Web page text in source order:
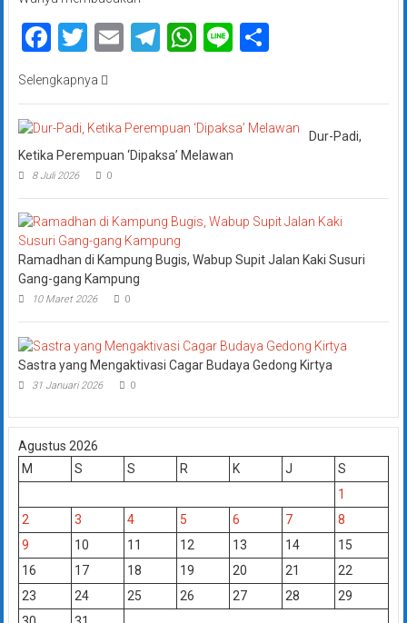
Facebook
Twitter
EmailTelegram
WhatsApp
LineShare
Selengkapnya
Dur-Padi,
Ketika Perempuan ‘Dipaksa’ Melawan
8 Juli 2026 0
Ramadhan di Kampung Bugis, Wabup Supit Jalan Kaki Susuri
Gang-gang Kampung
10 Maret 2026 0
Sastra yang Mengaktivasi Cagar Budaya Gedong Kirtya
31 Januari 2026 0
Agustus 2026
M
S S R K J
S
1
2
3 4 5 6 7
8
9
10 11 12 13 14
15
16
17 18 19 20 21
22
23
24 25 26 27 28
29